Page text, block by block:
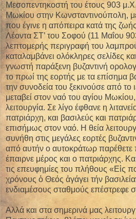
Μεσοπεντηκοστή του έτους 903
Μωκίου στην Κωνσταντινούπολη,
που έγινε η απόπειρα κατά της
Λέοντα ΣΤ’ του Σοφού (11 Μαΐου
λεπτομερής περιγραφή του
καταλαμβάνει ολόκληρες σελίδες
γνωστή παράξενη βυζαντινή
το πρωί της εορτής με τα επίσημα
την συνοδεία του ξεκινούσε από το
μεταβεί στον ναό του αγίου
λειτουργία. Σε λίγο έφθανε η
πατριάρχη, και βασιλεύς και
επισήμως στον ναό. Η θεία
συνήθη στις μεγάλες εορτές
από αυτήν ο αυτοκράτωρ παρέθετε
έπαιρνε μέρος και ο πατριάρχης.
τις επευφημίες του πλήθους «Εἰς
χρόνους ὁ Θεός ἀγάγει τήν
ενδιαμέσους σταθμούς επέστρεφε
Αλλά και στα σημερινά μας